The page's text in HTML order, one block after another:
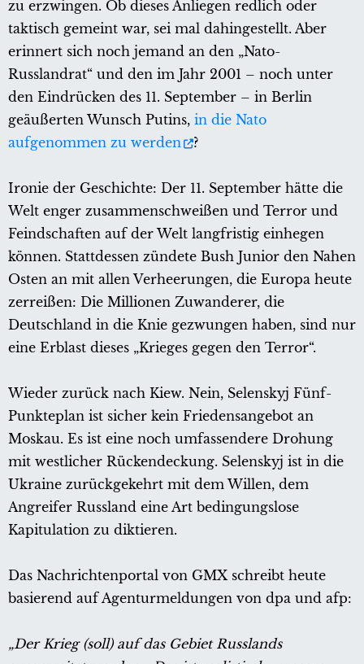
zu erzwingen. Ob dieses Anliegen redlich oder
taktisch gemeint war, sei mal dahingestellt. Aber
erinnert sich noch jemand an den „Nato-
Russlandrat“ und den im Jahr 2001 – noch unter
den Eindrücken des 11. September – in Berlin
geäußerten Wunsch Putins, in die Nato
aufgenommen zu werden
?
Ironie der Geschichte: Der 11. September hätte die
Welt enger zusammenschweißen und Terror und
Feindschaften auf der Welt langfristig einhegen
können. Stattdessen zündete Bush Junior den Nahen
Osten an mit allen Verheerungen, die Europa heute
zerreißen: Die Millionen Zuwanderer, die
Deutschland in die Knie gezwungen haben, sind nur
eine Erblast dieses „Krieges gegen den Terror“.
Wieder zurück nach Kiew. Nein, Selenskyj Fünf-
Punkteplan ist sicher kein Friedensangebot an
Moskau. Es ist eine noch umfassendere Drohung
mit westlicher Rückendeckung. Selenskyj ist in die
Ukraine zurückgekehrt mit dem Willen, dem
Angreifer Russland eine Art bedingungslose
Kapitulation zu diktieren.
Das Nachrichtenportal von GMX schreibt heute
basierend auf Agenturmeldungen von dpa und afp:
„Der Krieg (soll) auf das Gebiet Russlands